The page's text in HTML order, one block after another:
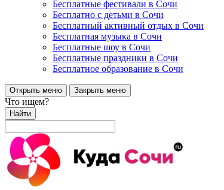
Бесплатные фестивали в Сочи
Бесплатно с детьми в Сочи
Бесплатный активный отдых в Сочи
Бесплатная музыка в Сочи
Бесплатные шоу в Сочи
Бесплатные праздники в Сочи
Бесплатное образование в Сочи
Открыть меню Закрыть меню
Что ищем?
Найти